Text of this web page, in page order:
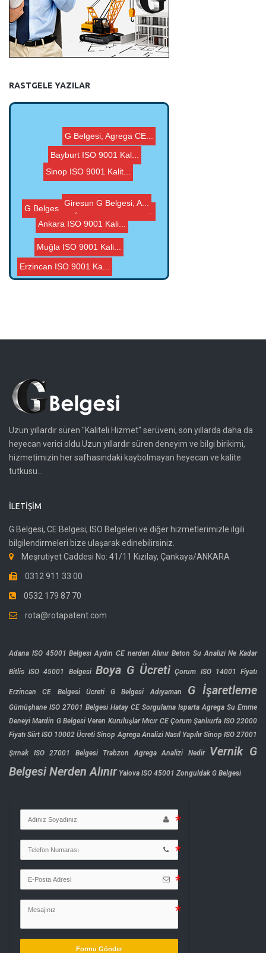
RASTGELE YAZILAR
Erzincan ISO 9001 Ka...
G Belgesi, Agrega CE...
Sinop ISO 9001 Kalit...
Ankara ISO 9001 Kali...
Muğla ISO 9001 Kali...
Ardahan Agrega Anali...
G Belgesi, Agrega CE...
Muş ISO 9001 Kalite...
Giresun G Belgesi, A...
Uzun yıllardır süren "Kaliteli Hizmet" serüveni, son yıllarda daha da
heyecan verici oldu.Uzun yıllardır süren deneyim ve bilgi birikimi,
hizmetimizin her safhasındaki kaybolmayan heyecan ve kalite
tutkusu...
İLETIŞIM
G Belgesi, CE Belgesi, ISO Belgeleri ve diğer hizmetlerimizle ilgili
bilgilendirmeleri bize ulaşarak edinebilirsiniz.
Meşrutiyet Caddesi No: 41/11 Kızılay, Çankaya/ANKARA
0312 911 33 00
0532 179 87 70
rota@rotapatent.com
Adana ISO 45001 Belgesi Aydın CE nerden Alınır Beton Su Analizi Ne Kadar
Bitlis ISO 45001 Belgesi Boya G Ücreti Çorum ISO 14001 Fiyatı
Erzincan CE Belgesi Ücreti G Belgesi Adıyaman G İşaretleme
Gümüşhane ISO 27001 Belgesi Hatay CE Sorgulama Isparta Agrega Su Emme
Deneyi Mardin G Belgesi Veren Kuruluşlar Mıcır CE Çorum Şanlıurfa ISO 22000
Fiyatı Siirt ISO 10002 Ücreti Sinop Agrega Analizi Nasıl Yapılır Sinop ISO 27001
Şırnak ISO 27001 Belgesi Trabzon Agrega Analizi Nedir
Vernik G
Belgesi Nerden Alınır Yalova ISO 45001 Zonguldak G Belgesi
Formu Gönder